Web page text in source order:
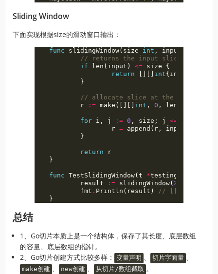
Sliding Window
下面实现根据size的滑动窗口输出：
func slidingWindow( size int , input
// returns the input slice as the
if
len ( input ) <= size
{
return
int{ input
}
// allocate slice at the precise
r
:= make ([][] int , 0 , len
for i , j := 0 , size ; j <=
r = append ( r , input
}
return
r
}
func TestSlidingWindow( t *testing
result
:= slidingWindow( 2
fmt . Println ( result )
// [[1 2] [2
}
总结
1、Go切片本质上是一个结构体，保存了其长度、底层数组
的容量、底层数组的指针。
2、Go切片创建方式比较多样：
变量声明 、 切片字面量 、
make创建 、 new创建 、 从切片/数组截取 。